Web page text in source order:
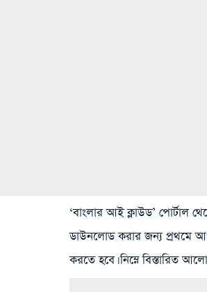
‘বাংলার আই ক্লাউড’ পোর্টাল
ডাউনলোড করার জন্য প্রথমে
করতে হবে। নিম্নে বিস্তারিত